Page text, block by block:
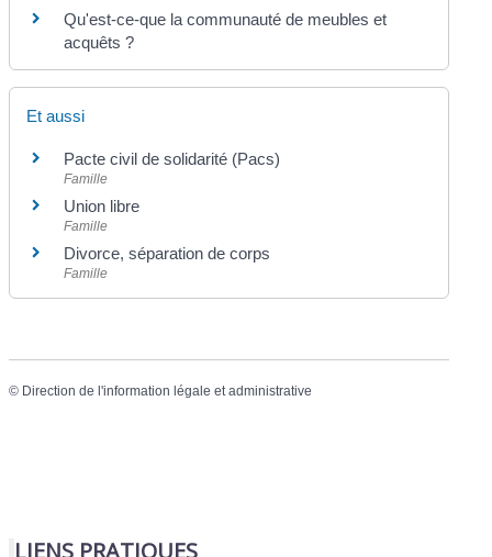
Qu'est-ce-que la communauté de meubles et
acquêts ?
Et aussi
Pacte civil de solidarité (Pacs)
Famille
Union libre
Famille
Divorce, séparation de corps
Famille
© Direction de l'information légale et administrative